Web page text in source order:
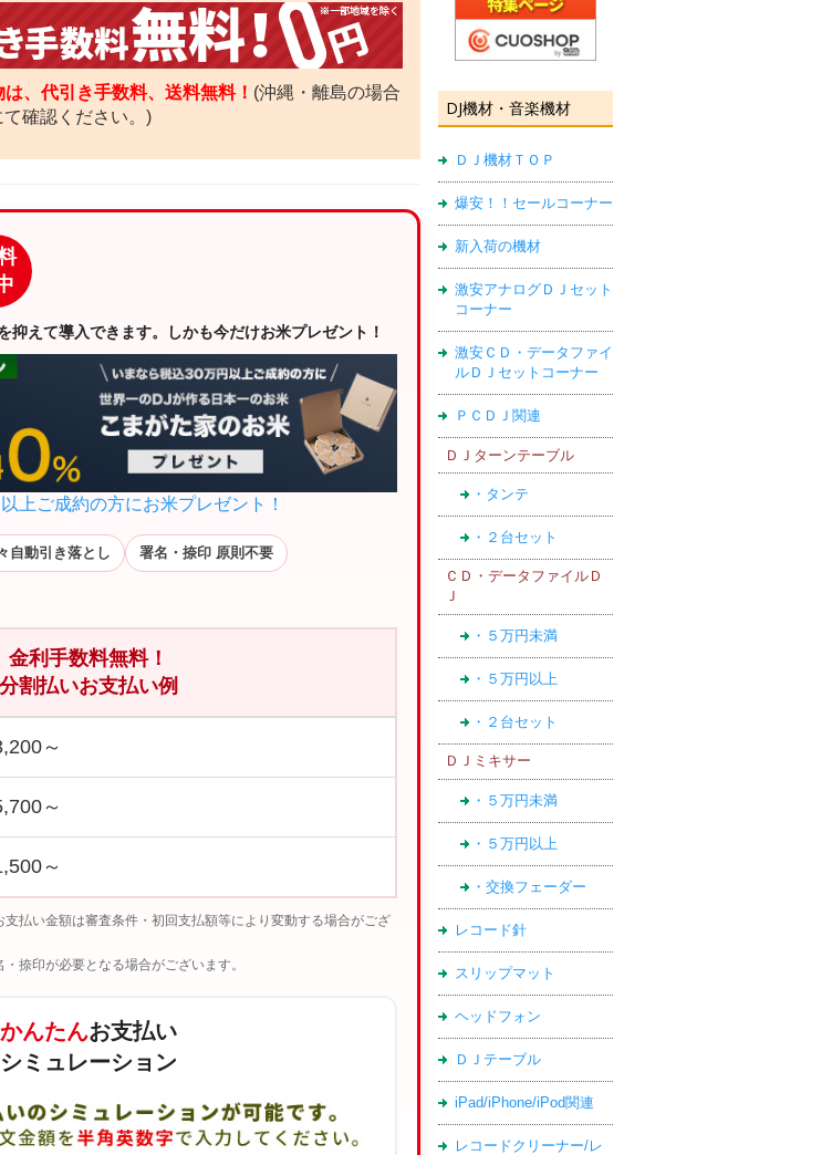
DJ機材・音楽機材
ＤＪ機材ＴＯＰ
爆安！！セールコーナー
新入荷の機材
激安アナログＤＪセット
コーナー
激安ＣＤ・データファイ
ルＤＪセットコーナー
ＰＣＤＪ関連
ＤＪターンテーブル
・タンテ
・２台セット
ＣＤ・データファイルＤ
Ｊ
・５万円未満
・５万円以上
・２台セット
ＤＪミキサー
・５万円未満
・５万円以上
・交換フェーダー
レコード針
スリップマット
ヘッドフォン
ＤＪテーブル
iPad/iPhone/iPod関連
レコードクリーナー/レ
、代引き手数料、送料無料！ (沖縄・離島の場合
て確認ください。)
抑えて導入できます。しかも今だけお米プレゼント！
上ご成約の方にお米プレゼント！
自動引き落とし 署名・捺印 原則不要
金利手数料無料！
分割払いお支払い例
～
～
～
払い金額は審査条件・初回支払額等により変動する場合がござ
捺印が必要となる場合がございます。
かんたんお支払い
シミュレーション